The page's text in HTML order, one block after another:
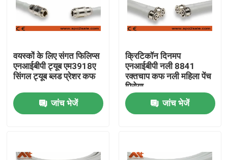
हमारे बारे में
गुणवत्ता नियंत्रण
हमसे संपर्क करें
वयस्कों के लिए संगत फिलिप्स
एनआईबीपी ट्यूब एम3918ए
सिंगल ट्यूब ब्लड प्रेशर कफ
जांच भेजें
क्रिटिकॉन दिनमप
एनआईबीपी नली 8841
रक्तचाप कफ नली महिला पेंच
पिरोया
जांच भेजें